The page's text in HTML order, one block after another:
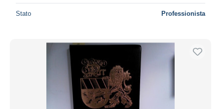
Stato Professionista